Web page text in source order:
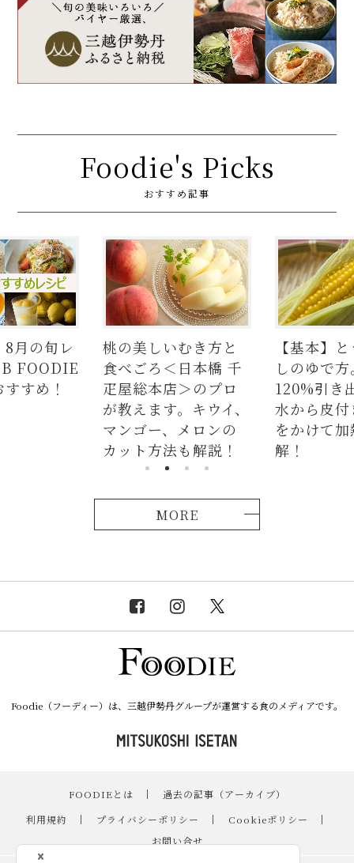
Foodie's Picks
おすすめ記事
月の旬レ
FOODIE
すめ！
桃の美しいむき方と
食べごろ＜日本橋 千
疋屋総本店＞のプロ
が教えます。キウイ、
マンゴー、メロンの
カット方法も解説！
【基本】
しのゆで
120%引き
水から皮
をかけて
解！
MORE
Foodie（フーディー）は、三越伊勢丹グループが運営する食のメディアです。
FOODIEとは ｜
過去の記事（アーカイブ）
｜
利用規約 ｜ プライバシーポリシー ｜ Cookieポリシー
｜
お問い合せ